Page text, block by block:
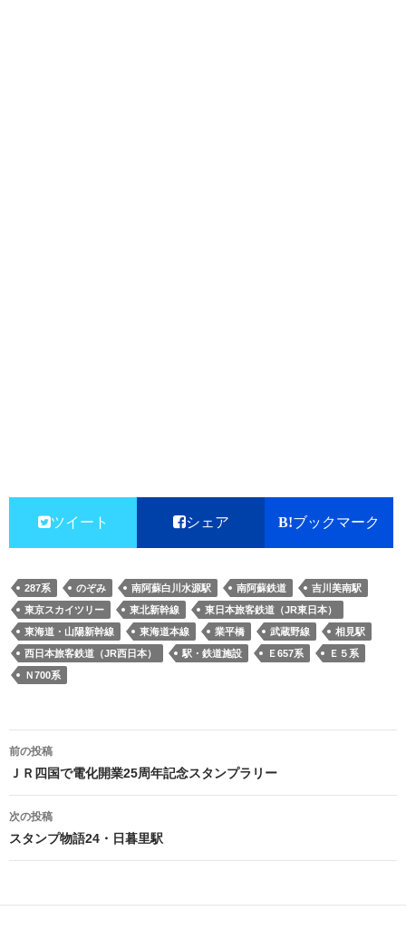
ツイート シェア ブックマーク
287系 のぞみ 南阿蘇白川水源駅 南阿蘇鉄道
吉川美南駅
東京スカイツリー
東北新幹線
東日本旅客鉄道（JR東日本）
東海道・山陽新幹線
東海道本線 業平橋 武蔵野線
相見駅
西日本旅客鉄道（JR西日本）
駅・鉄道施設 Ｅ657系
Ｅ５系
Ｎ700系
投
稿
ナ
ビ
ー
前の投稿
ＪＲ四国で電化開業25周年記念スタンプラリー
次の投稿
スタンプ物語24・日暮里駅